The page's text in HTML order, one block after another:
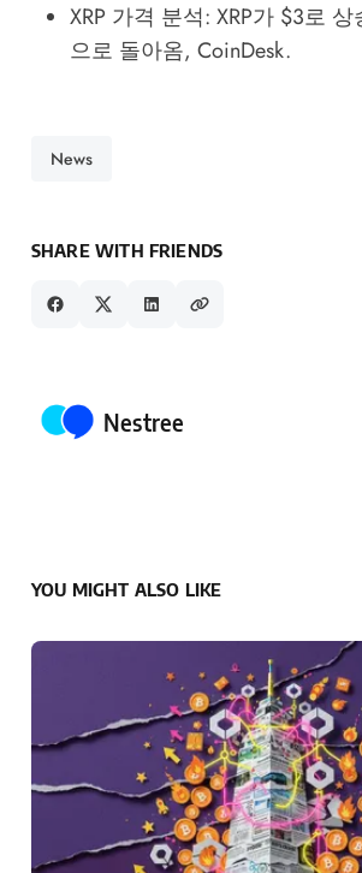
XRP 가격 분석: XRP가 $3로
으로 돌아옴, CoinDesk.
News
SHARE WITH FRIENDS
Posted by
Nestree
YOU MIGHT ALSO LIKE